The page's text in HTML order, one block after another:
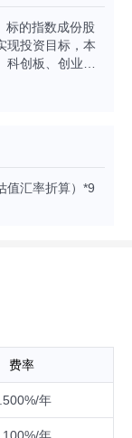
标的指数成份股
现投资目标，本
创板、创业板
的股票）、存
债券、政府支
离交易可转
等）、资产支
以及中国证监会
监会相关规
例不得低于基
货合约和股票
或监管机构对
值汇率折算）*9
费率
年